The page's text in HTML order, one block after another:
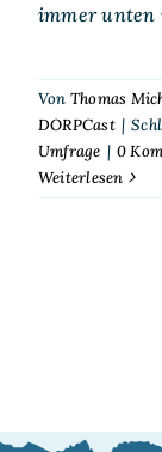
immer unten
Von Thomas
DORPCast |
Umfrage | 0
Weiterlesen